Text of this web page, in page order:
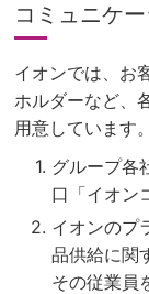
コミュニケ
イオンでは、お
ホルダーなど、
用意しています。
グループ各
口「イオン
イオンのプ
品供給に関
その従業員